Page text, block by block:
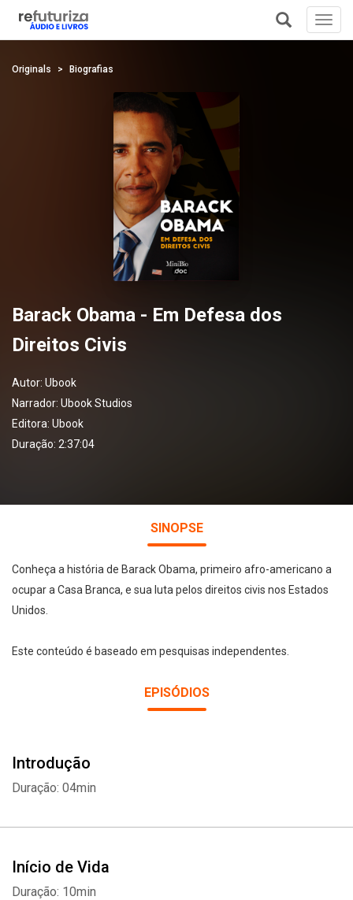
Originals Biografias
Barack Obama - Em Defesa dos
Direitos Civis
Autor: Ubook
Narrador: Ubook Studios
Editora: Ubook
Duração: 2:37:04
SINOPSE
Conheça a história de Barack Obama, primeiro afro-americano a
ocupar a Casa Branca, e sua luta pelos direitos civis nos Estados
Unidos.
Este conteúdo é baseado em pesquisas independentes.
EPISÓDIOS
Introdução
Duração: 04min
Início de Vida
Duração: 10min